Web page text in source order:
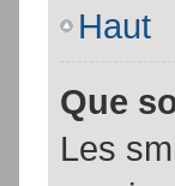
Haut
Que
Les